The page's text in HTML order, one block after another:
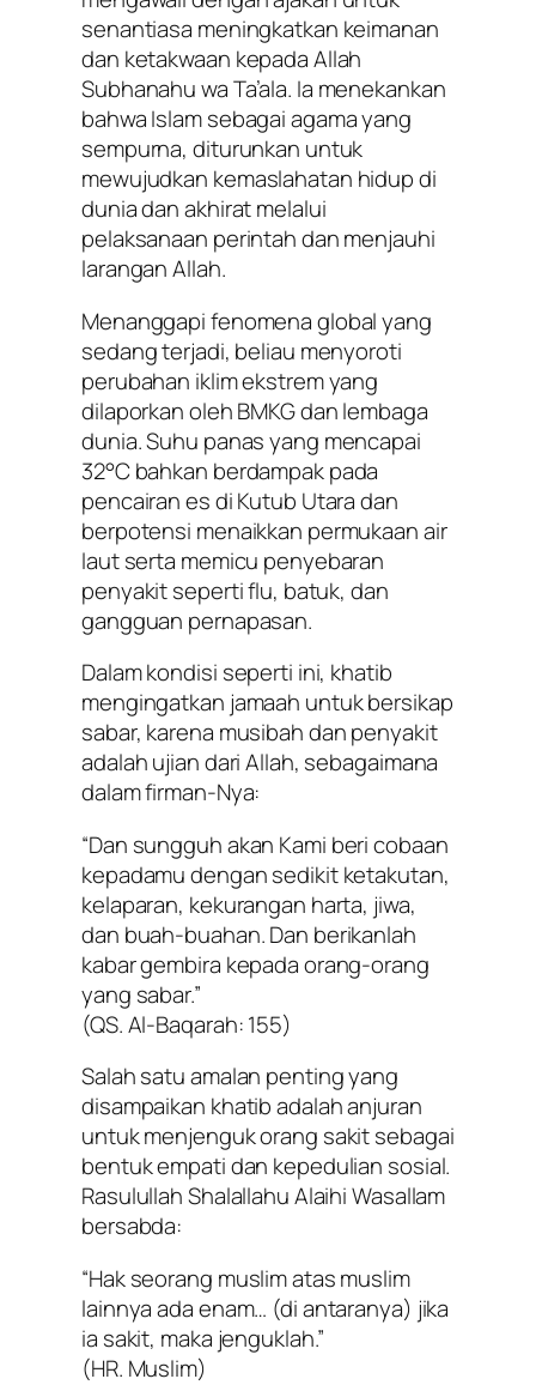
senantiasa meningkatkan keimanan
dan ketakwaan kepada Allah
Subhanahu wa Ta’ala. Ia menekankan
bahwa Islam sebagai agama yang
sempurna, diturunkan untuk
mewujudkan kemaslahatan hidup di
dunia dan akhirat melalui
pelaksanaan perintah dan menjauhi
larangan Allah.
Menanggapi fenomena global yang
sedang terjadi, beliau menyoroti
perubahan iklim ekstrem yang
dilaporkan oleh BMKG dan lembaga
dunia. Suhu panas yang mencapai
32°C bahkan berdampak pada
pencairan es di Kutub Utara dan
berpotensi menaikkan permukaan air
laut serta memicu penyebaran
penyakit seperti flu, batuk, dan
gangguan pernapasan.
Dalam kondisi seperti ini, khatib
mengingatkan jamaah untuk bersikap
sabar, karena musibah dan penyakit
adalah ujian dari Allah, sebagaimana
dalam firman-Nya:
“Dan sungguh akan Kami beri cobaan
kepadamu dengan sedikit ketakutan,
kelaparan, kekurangan harta, jiwa,
dan buah-buahan. Dan berikanlah
kabar gembira kepada orang-orang
yang sabar.”
(QS. Al-Baqarah: 155)
Salah satu amalan penting yang
disampaikan khatib adalah anjuran
untuk menjenguk orang sakit sebagai
bentuk empati dan kepedulian sosial.
Rasulullah Shalallahu Alaihi Wasallam
bersabda:
“Hak seorang muslim atas muslim
lainnya ada enam… (di antaranya) jika
ia sakit, maka jenguklah.”
(HR. Muslim)